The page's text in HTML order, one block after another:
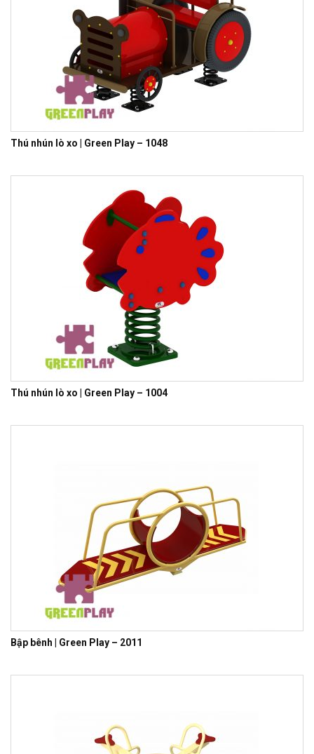
Thú nhún lò xo | Green Play – 1048
Thú nhún lò xo | Green Play – 1004
Bập bênh | Green Play – 2011